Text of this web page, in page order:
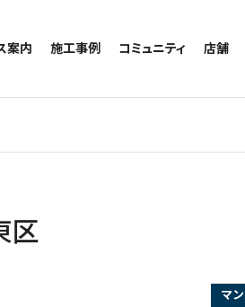
案内
・よくある質問
施工事例
トイレの施工事例
キッチンの施工事例
コミュニティ
アルブル通信
ブログ
店舗
墨
日
区
マ